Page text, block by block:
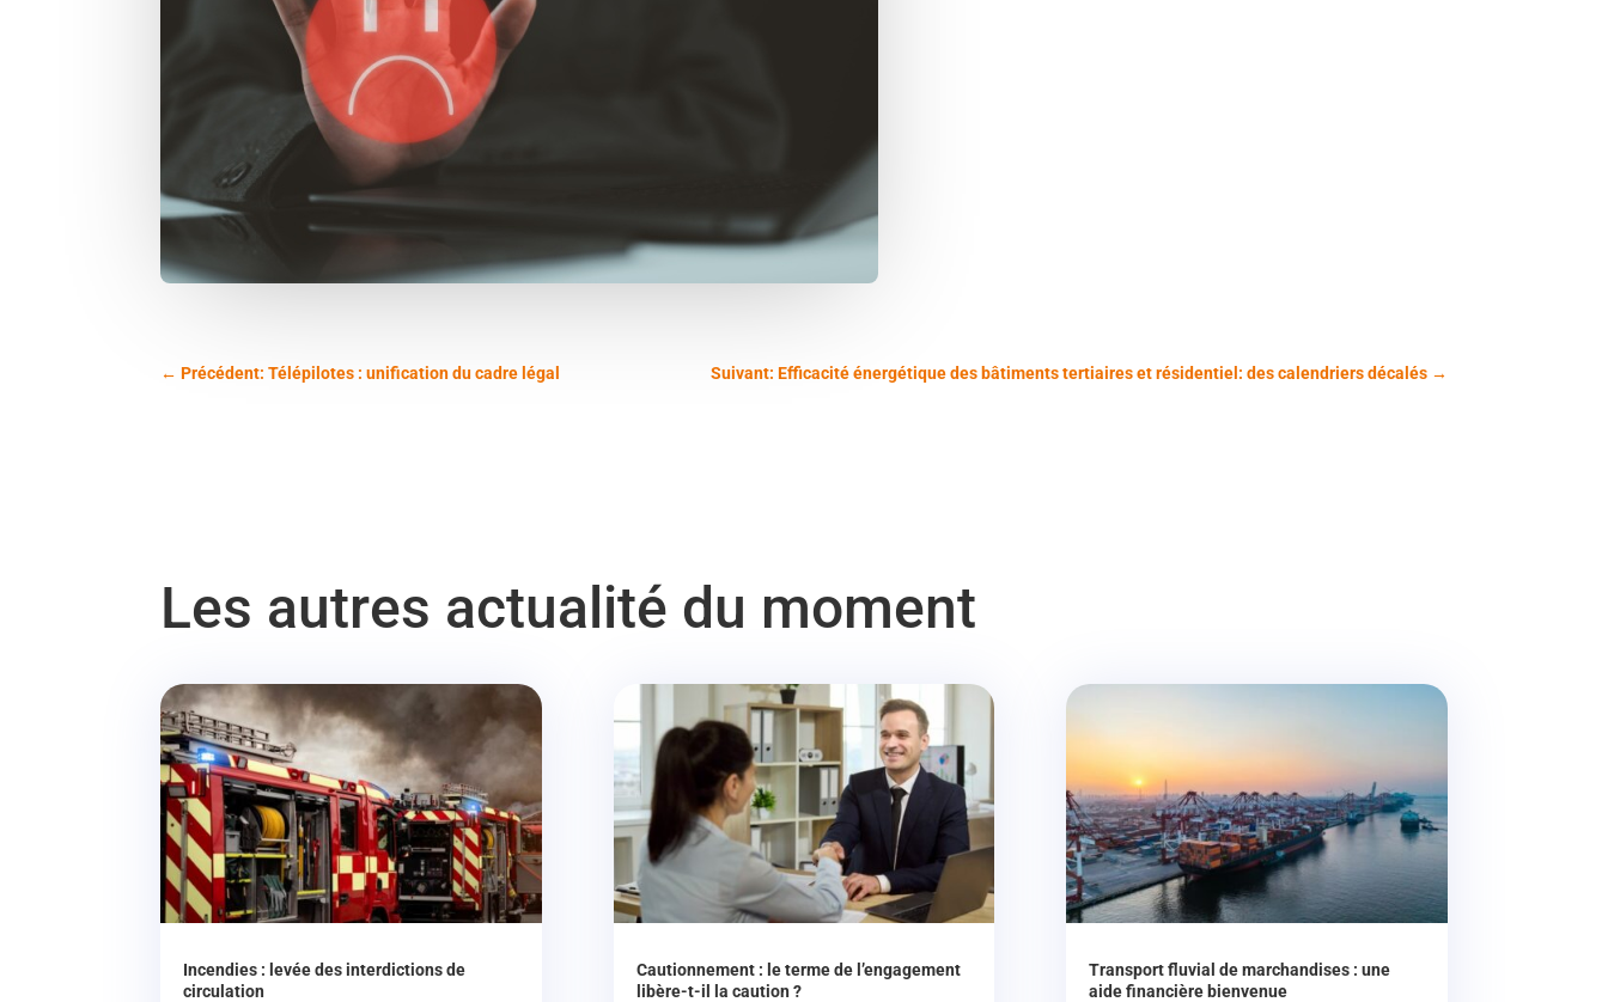
←Précédent: Télépilotes : unification du cadre légal Suivant: Efficacité énergétique des bâtiments tertiaires et résidentiel: des calendriers décalés→
Les autres actualité du moment
Incendies : levée des interdictions de
circulation
Cautionnement : le terme de l’engagement
libère-t-il la caution ?
Transport fluvial de marchandises : une
aide financière bienvenue